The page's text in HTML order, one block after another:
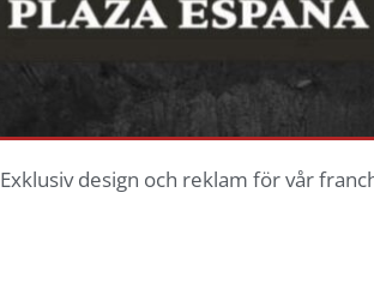
Exklusiv design och reklam för vår